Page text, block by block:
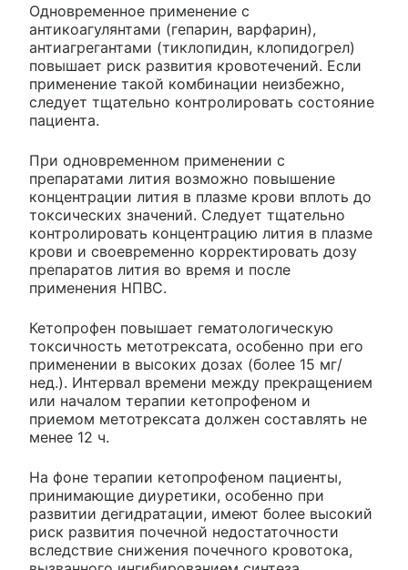
Одновременное применение с
антикоагулянтами (гепарин, варфарин),
антиагрегантами (тиклопидин, клопидогрел)
повышает риск развития кровотечений. Если
применение такой комбинации неизбежно,
следует тщательно контролировать состояние
пациента.
При одновременном применении с
препаратами лития возможно повышение
концентрации лития в плазме крови вплоть до
токсических значений. Следует тщательно
контролировать концентрацию лития в плазме
крови и своевременно корректировать дозу
препаратов лития во время и после
применения НПВС.
Кетопрофен повышает гематологическую
токсичность метотрексата, особенно при его
применении в высоких дозах (более 15 мг/
нед.). Интервал времени между прекращением
или началом терапии кетопрофеном и
приемом метотрексата должен составлять не
менее 12 ч.
На фоне терапии кетопрофеном пациенты,
принимающие диуретики, особенно при
развитии дегидратации, имеют более высокий
риск развития почечной недостаточности
вследствие снижения почечного кровотока,